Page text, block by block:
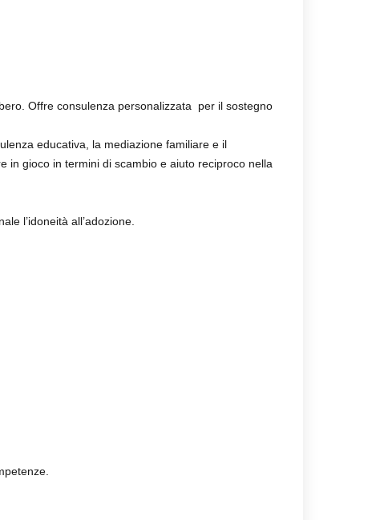
Offre consulenza personalizzata per il sostegno
educativa, la mediazione familiare e il
in gioco in termini di scambio e aiuto reciproco nella
l’idoneità all’adozione.